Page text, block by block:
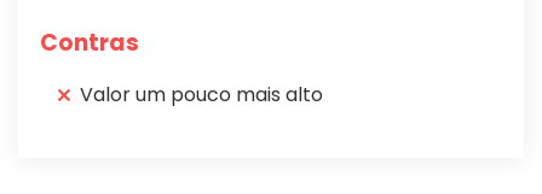
Contras
Valor um pouco mais alto